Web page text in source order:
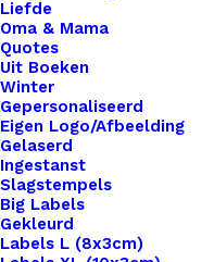
Liefde
Oma & Mama
Quotes
Uit Boeken
Winter
Gepersonaliseerd
Eigen Logo/Afbeelding
Gelaserd
Ingestanst
Slagstempels
Big Labels
Gekleurd
Labels L (8x3cm)